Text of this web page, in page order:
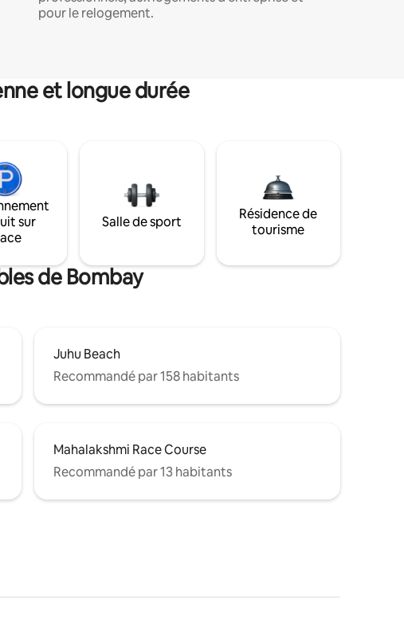
pour le relogement.
et longue durée
sur
Salle de sport
Résidence de
tourisme
de Bombay
Juhu Beach
Recommandé par 158 habitants
Mahalakshmi Race Course
Recommandé par 13 habitants